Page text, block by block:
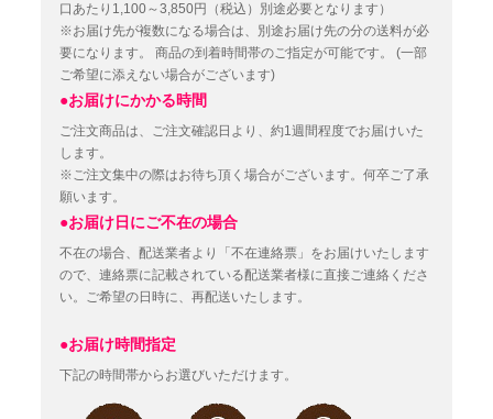
口あたり1,100～3,850円（税込）別途必要となります）
※お届け先が複数になる場合は、別途お届け先の分の送料が必
要になります。
商品の到着時間帯のご指定が可能です。
(一部
ご希望に添えない場合がございます)
●お届けにかかる時間
ご注文商品は、ご注文確認日より、約1週間程度でお届けいた
します。
※ご注文集中の際はお待ち頂く場合がございます。何卒ご了承
願います。
●お届け日にご不在の場合
不在の場合、配送業者より「不在連絡票」をお届けいたします
ので、連絡票に記載されている配送業者様に直接ご連絡くださ
い。ご希望の日時に、再配送いたします。
●お届け時間指定
下記の時間帯からお選びいただけます。